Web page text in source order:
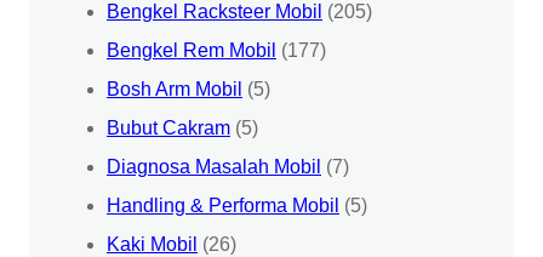
Bengkel Racksteer Mobil (205)
Bengkel Rem Mobil (177)
Bosh Arm Mobil (5)
Bubut Cakram (5)
Diagnosa Masalah Mobil (7)
Handling & Performa Mobil (5)
Kaki Mobil (26)